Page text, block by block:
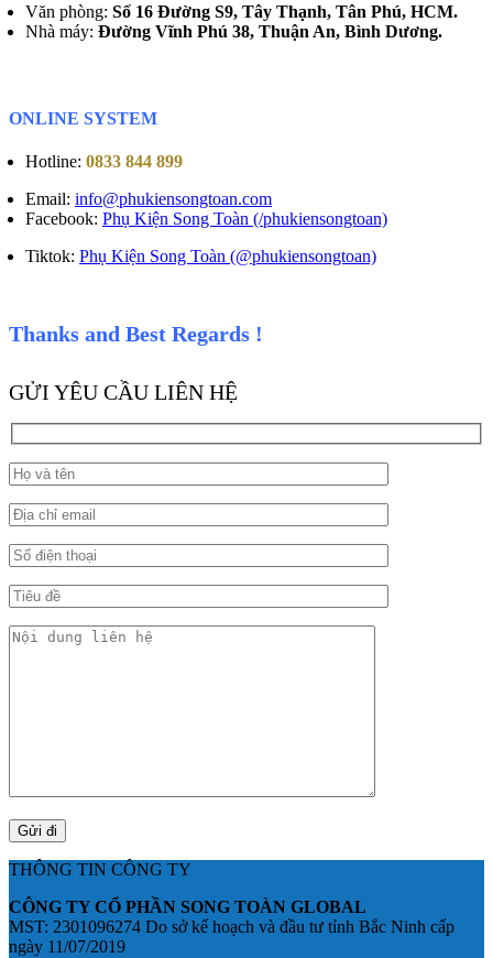
Văn phòng: Số 16 Đường S9, Tây Thạnh, Tân Phú, HCM.
Nhà máy: Đường Vĩnh Phú 38, Thuận An, Bình Dương.
ONLINE SYSTEM
Hotline: 0833 844 899
Email: info@phukiensongtoan.com
Facebook: Phụ Kiện Song Toàn (/phukiensongtoan)
Tiktok: Phụ Kiện Song Toàn (@phukiensongtoan)
Thanks and Best Regards !
GỬI YÊU CẦU LIÊN HỆ
THÔNG TIN CÔNG TY
CÔNG TY CỔ PHẦN SONG TOÀN GLOBAL
MST: 2301096274 Do sở kế hoạch và đầu tư tỉnh Bắc Ninh cấp
ngày 11/07/2019